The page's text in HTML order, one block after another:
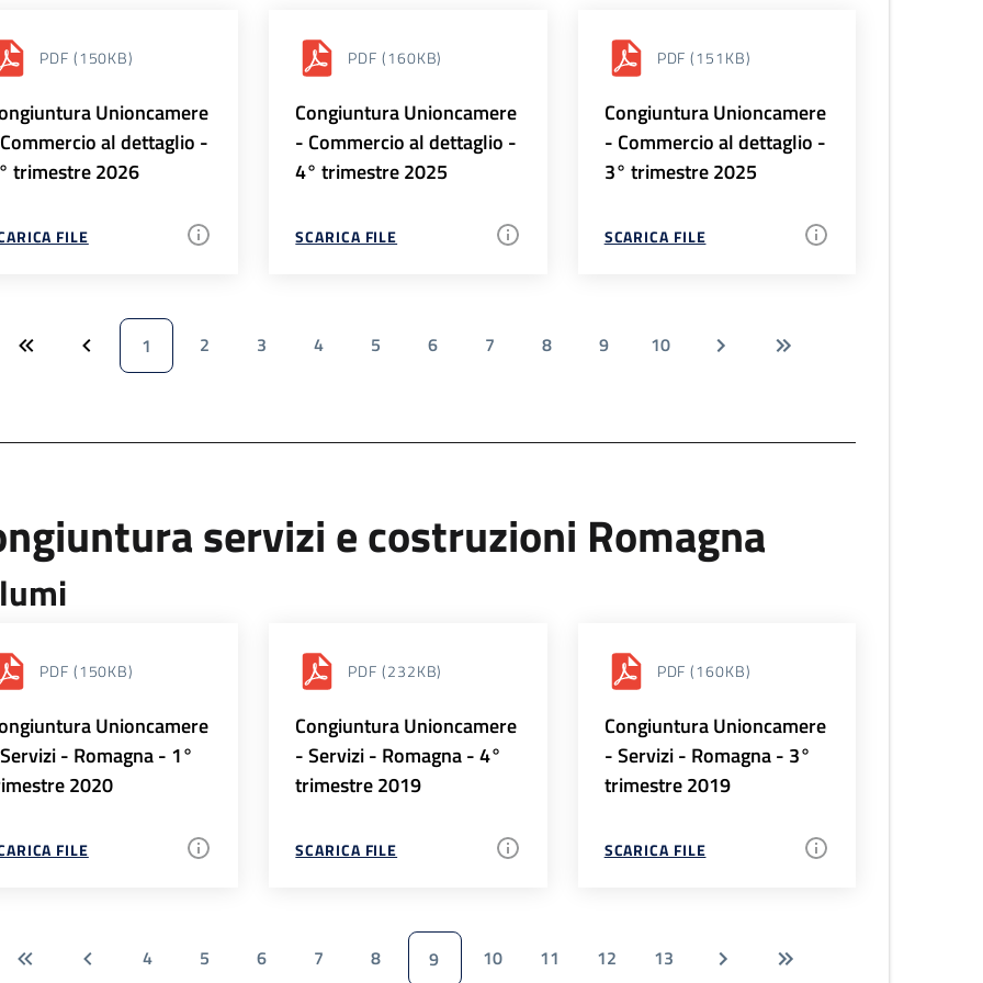
PDF (150KB)
Unioncamere
al dettaglio -
trimestre 2026
FILE
PDF (160KB)
Congiuntura Unioncamere
- Commercio al dettaglio -
4° trimestre 2025
SCARICA FILE
PDF (151KB)
Congiuntura Unioncamere
- Commercio al dettaglio -
3° trimestre 2025
SCARICA FILE
1 2 3 4 5 6 7 8 9 10
servizi e costruzioni Romagna
PDF (150KB)
Unioncamere
- Romagna - 1°
2020
FILE
PDF (232KB)
Congiuntura Unioncamere
- Servizi - Romagna - 4°
trimestre 2019
SCARICA FILE
PDF (160KB)
Congiuntura Unioncamere
- Servizi - Romagna - 3°
trimestre 2019
SCARICA FILE
4 5 6 7 8 9 10 11 12 13